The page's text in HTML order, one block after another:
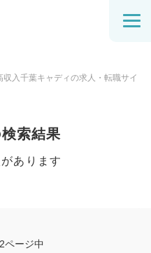
入千葉キャディの求人・転職サイ
索結果
あります
ページ中